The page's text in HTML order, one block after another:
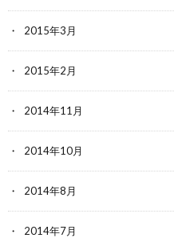
2015年3月
2015年2月
2014年11月
2014年10月
2014年8月
2014年7月